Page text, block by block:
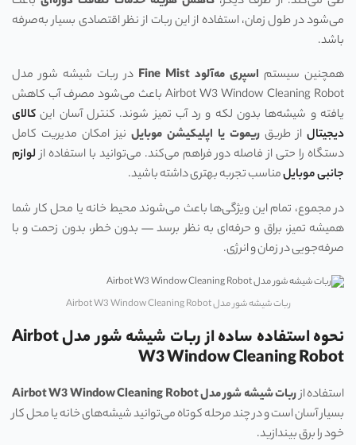
می‌شود در طول زمان، استفاده از این ربات از نظر اقتصادی بسیار به‌صرفه
باشد.
همچنین سیستم اسپری مه‌آلود
در ربات شیشه‌ شور مدل
Airbot W3 Window Cleaning Robot باعث می‌شود مصرف آب کاهش
یافته و شیشه‌ها بدون لکه و رد آب تمیز شوند. کنترل آسان این کالای
دیجیتال از طریق ریموت یا اپلیکیشن موبایل نیز امکان مدیریت کامل
دستگاه را حتی از فاصله دور فراهم می‌کند. می‌توانید با استفاده ازلوازم
جانبی موبایلمناسب تجربه بهتری داشته باشید.
در مجموع، تمام این ویژگی‌ها باعث می‌شوند محیط خانه یا محل کار شما
همیشه تمیز، براق و حرفه‌ای به نظر برسد — بدون خطر، بدون زحمت و با
صرفه‌جویی در زمان و انرژی.
ربات شیشه‌ شور مدل Airbot W3 Window Cleaning Robot
نحوه استفاده ساده از ربات شیشه‌ شور مدل Airbot
W3 Window Cleaning Robot
استفاده ازربات شیشه‌ شور مدلAirbot W3 Window Cleaning Robot
بسیار آسان است و در چند مرحله کوتاه می‌توانید شیشه‌های خانه یا محل کار
خود را برق بیندازید.